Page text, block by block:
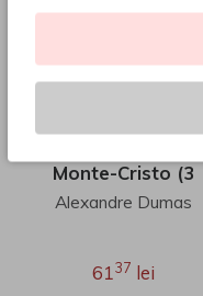
Monte-Cristo (3
volume)
Alexandre Dumas
6137 lei